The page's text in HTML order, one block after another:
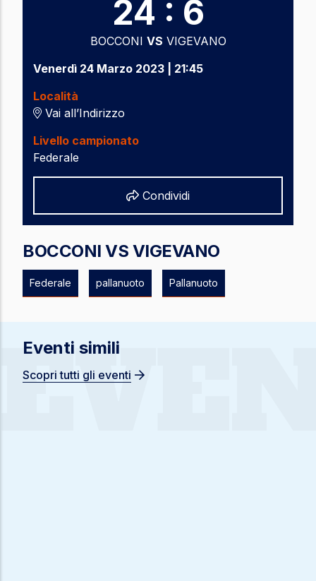
BOCCONI VS VIGEVANO
Federale pallanuoto Pallanuoto
24 : 6
BOCCONI VS VIGEVANO
Venerdì 24 Marzo 2023 | 21:45
Località
Vai all’Indirizzo
Livello campionato
Federale
Condividi
Share
Eventi simili
Scopri tutti gli eventi